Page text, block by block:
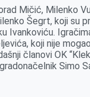
Mičić, Milenko
Šegrt, koji su
Ivankoviću.
koji nije
članovi OK
Simo